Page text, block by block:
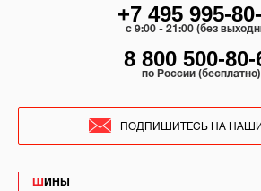
ШИНЫ
+7 495 995-
c 9:00 - 21:00 (без
8 800 500-80-
по России (бесплатно)
ПОДПИШИТЕСЬ НА